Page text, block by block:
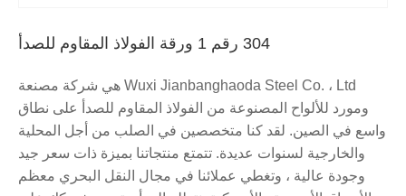
304 رقم 1 ورقة الفولاذ المقاوم للصدأ
Wuxi Jianbanghaoda Steel Co. ، Ltd هي شركة مصنعة
ومورد للألواح المصنوعة من الفولاذ المقاوم للصدأ على نطاق
واسع في الصين. لقد كنا متخصصين في الصلب من أجل المحلية
والخارجية لسنوات عديدة. تتمتع منتجاتنا بميزة ذات سعر جيد
وجودة عالية ، وتغطي عملائنا في مجال النقل البحري معظم